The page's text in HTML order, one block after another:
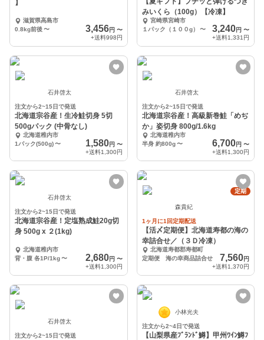
】
滋賀県高島市
0.8kg前後〜 3,456円 〜
+送料998円
みいくら（100g）【冷凍】
宮崎県宮崎市
１パック（１００g）
〜 3,240円 〜
+送料1,331円
石井啓太
注文から2~15日で発送
北海道宗谷産！生冷鮭切身 5切
500gパック (中骨なし)
北海道稚内市
1パック(500g)〜 1,580円 〜
+送料1,300円
石井啓太
注文から2~15日で発送
北海道宗谷産！高級新巻鮭「めぢ
か」姿切身 800g/1.6kg
北海道稚内市
半身 約800g 〜 6,700円 〜
+送料1,300円
石井啓太
注文から2~15日で発送
北海道宗谷産！定塩熟成鮭20g切
身 500g x ２(1kg)
北海道稚内市
背・腹 各1P/1kg〜 2,680円 〜
+送料1,300円
定期
森貴紀
1ヶ月に1回定期配送
【活〆定期便】北海道寿都の海の
幸詰合せ／（３Ｄ冷凍）
北海道寿都郡寿都町
定期便 海の幸商品詰合せ
7,560円
+送料1,370円
石井啓太
注文から2~15日で発送
小林光夫
注文から2~4日で発送
【山梨県産ﾌﾞﾗﾝﾄﾞ鱒】甲州ﾜｲﾝ鱒ﾌ